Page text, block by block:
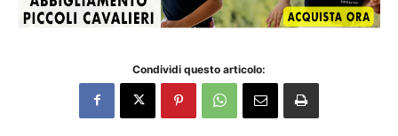
Condividi questo articolo: